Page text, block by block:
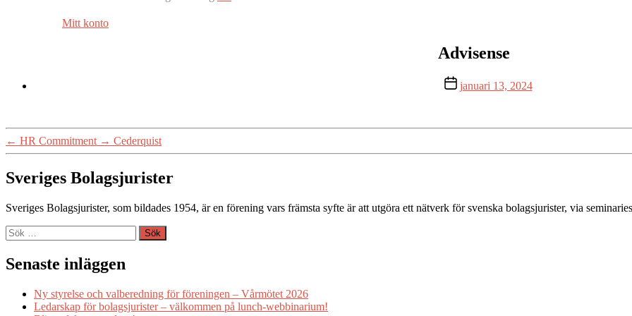
Mitt konto
Advisense
Inläggsdatum
januari 13, 2024
← HR Commitment → Cederquist
Sveriges Bolagsjurister
Sveriges Bolagsjurister, som bildades 1954, är en förening vars främsta syfte är att utgöra ett nätverk för svenska bolagsjurister, via
Sök
efter:
Senaste inläggen
Ny styrelse och valberedning för föreningen – Vårmötet 2026
Ledarskap för bolagsjurister – välkommen på lunch-webbinarium!